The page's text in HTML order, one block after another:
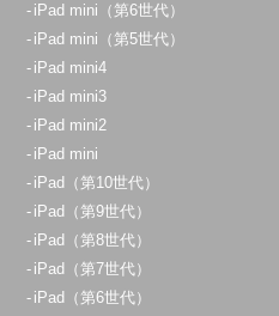
定休日：
不定休
070-9090-1621
11:00～20:00
定休日：不定休
070-9054-8742
iPad mini（第6世代）
iPad mini（第5世代）
iPad mini4
iPad mini3
iPad mini2
iPad mini
iPad（第10世代）
iPad（第9世代）
iPad（第8世代）
iPad（第7世代）
iPad（第6世代）